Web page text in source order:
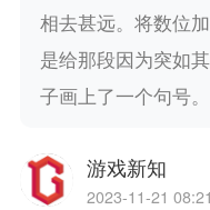
相去甚远。将数位
是给那段因为突如
子画上了一个句号。
游戏新知
2023-11-21 08:21